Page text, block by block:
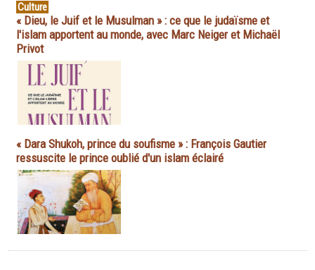
Culture
« Dieu, le Juif et le Musulman » : ce que le judaïsme et
l'islam apportent au monde, avec Marc Neiger et Michaël
Privot
« Dara Shukoh, prince du soufisme » : François Gautier
ressuscite le prince oublié d'un islam éclairé